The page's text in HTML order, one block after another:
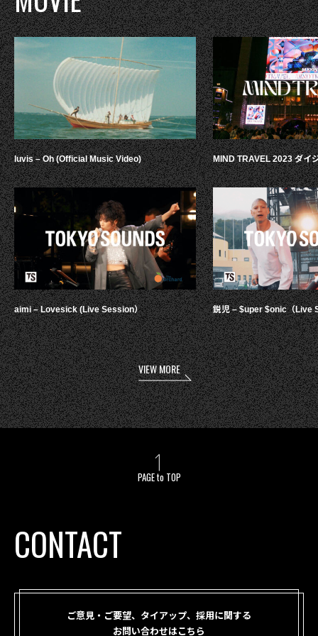
luvis – Oh (Official Music Video)
aimi – Lovesick (Live Session）
MIND TRAVEL 2023 ダイ
鋭児 – $uper $onic（Live
VIEW MORE
PAGE to TOP
CONTACT
ご意見・ご要望、タイアップ、採用に関する
お問い合わせはこちら